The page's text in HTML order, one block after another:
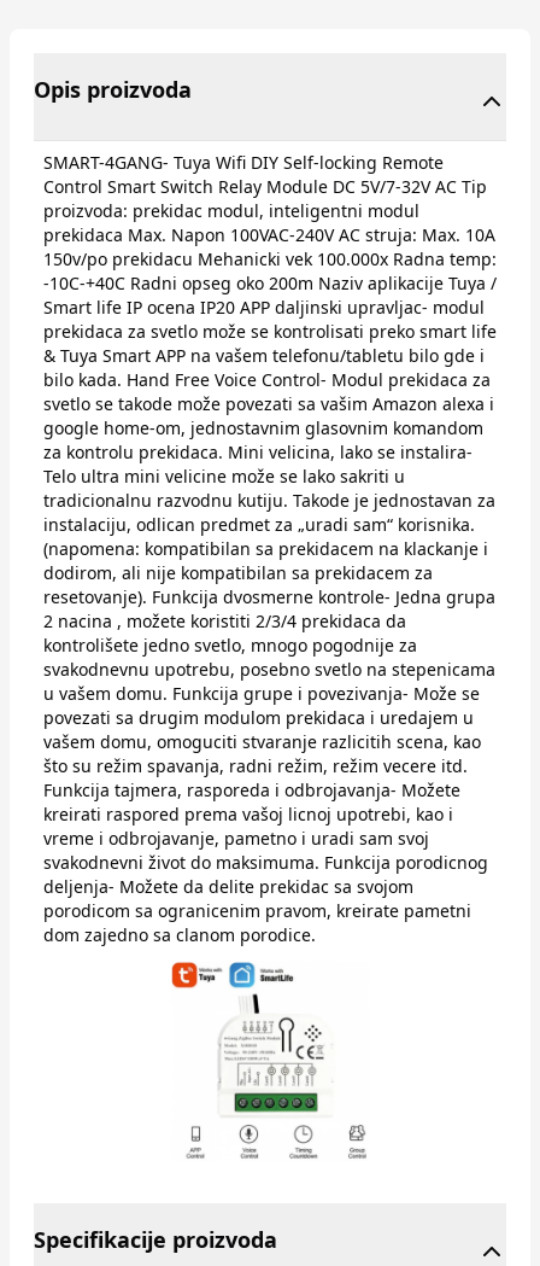
Opis proizvoda
SMART-4GANG- Tuya Wifi DIY Self-locking Remote
Control Smart Switch Relay Module DC 5V/7-32V AC Tip
proizvoda: prekidac modul, inteligentni modul
prekidaca Max. Napon 100VAC-240V AC struja: Max. 10A
150v/po prekidacu Mehanicki vek 100.000x Radna temp:
-10C-+40C Radni opseg oko 200m Naziv aplikacije Tuya /
Smart life IP ocena IP20 APP daljinski upravljac- modul
prekidaca za svetlo može se kontrolisati preko smart life
& Tuya Smart APP na vašem telefonu/tabletu bilo gde i
bilo kada. Hand Free Voice Control- Modul prekidaca za
svetlo se takode može povezati sa vašim Amazon alexa i
google home-om, jednostavnim glasovnim komandom
za kontrolu prekidaca. Mini velicina, lako se instalira-
Telo ultra mini velicine može se lako sakriti u
tradicionalnu razvodnu kutiju. Takode je jednostavan za
instalaciju, odlican predmet za „uradi sam“ korisnika.
(napomena: kompatibilan sa prekidacem na klackanje i
dodirom, ali nije kompatibilan sa prekidacem za
resetovanje). Funkcija dvosmerne kontrole- Jedna grupa
2 nacina , možete koristiti 2/3/4 prekidaca da
kontrolišete jedno svetlo, mnogo pogodnije za
svakodnevnu upotrebu, posebno svetlo na stepenicama
u vašem domu. Funkcija grupe i povezivanja- Može se
povezati sa drugim modulom prekidaca i uredajem u
vašem domu, omoguciti stvaranje razlicitih scena, kao
što su režim spavanja, radni režim, režim vecere itd.
Funkcija tajmera, rasporeda i odbrojavanja- Možete
kreirati raspored prema vašoj licnoj upotrebi, kao i
vreme i odbrojavanje, pametno i uradi sam svoj
svakodnevni život do maksimuma. Funkcija porodicnog
deljenja- Možete da delite prekidac sa svojom
porodicom sa ogranicenim pravom, kreirate pametni
dom zajedno sa clanom porodice.
Specifikacije proizvoda